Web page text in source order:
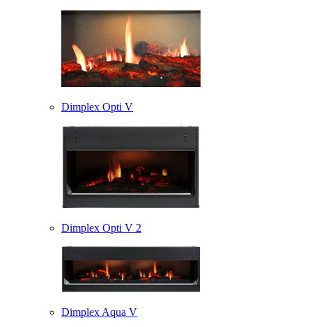
Dimplex Opti V
Dimplex Opti V 2
Dimplex Aqua V